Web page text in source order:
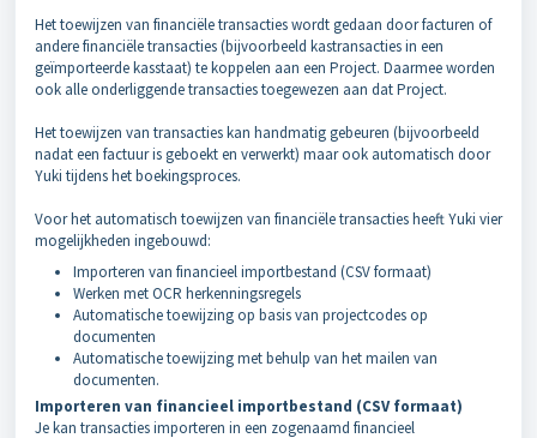
Het toewijzen van financiële transacties wordt gedaan door facturen of
andere financiële transacties (bijvoorbeeld kastransacties in een
geïmporteerde kasstaat) te koppelen aan een Project. Daarmee worden
ook alle onderliggende transacties toegewezen aan dat Project.
Het toewijzen van transacties kan handmatig gebeuren (bijvoorbeeld
nadat een factuur is geboekt en verwerkt) maar ook automatisch door
Yuki tijdens het boekingsproces.
Voor het automatisch toewijzen van financiële transacties heeft Yuki vier
mogelijkheden ingebouwd:
Importeren van financieel importbestand (CSV formaat)
Werken met OCR herkenningsregels
Automatische toewijzing op basis van projectcodes op
documenten
Automatische toewijzing met behulp van het mailen van
documenten.
Importeren van financieel importbestand (CSV formaat)
Je kan transacties importeren in een zogenaamd financieel